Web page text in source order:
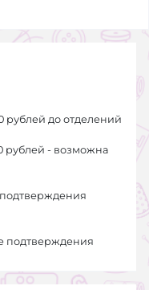
рублей до отделений
рублей - возможна